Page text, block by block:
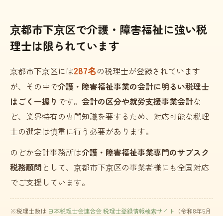
京都市下京区で介護・障害福祉に強い税
理士は限られています
京都市下京区には287名の税理士が登録されています
が、その中で介護・障害福祉事業の会計に明るい税理士
はごく一握り です。 会計の区分や就労支援事業会計な
ど、業界特有の専門知識を要するため、対応可能な税理
士の選定は慎重に行う必要があります。
のどか会計事務所は介護・障害福祉事業専門のサブスク
税務顧問 として、京都市下京区の事業者様にも全国対応
でご支援しています。
※税理士数は 日本税理士会連合会 税理士登録情報検索サイト （令和8年5月